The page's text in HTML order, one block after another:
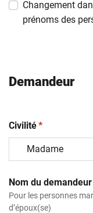
Changement
prénoms des
Demandeur
Civilité(obligatoire)
*
Nom du demandeur
Pour les personnes
d’époux(se)